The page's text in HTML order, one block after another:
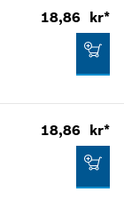
18,86 kr*
18,86 kr*